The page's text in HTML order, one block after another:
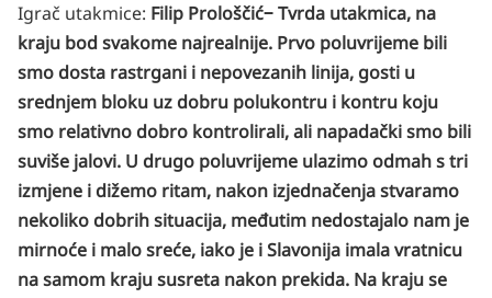
Igrač utakmice: Filip Prološčić‒ Tvrda utakmica, na
kraju bod svakome najrealnije. Prvo poluvrijeme bili
smo dosta rastrgani i nepovezanih linija, gosti u
srednjem bloku uz dobru polukontru i kontru koju
smo relativno dobro kontrolirali, ali napadački smo bili
suviše jalovi. U drugo poluvrijeme ulazimo odmah s tri
izmjene i dižemo ritam, nakon izjednačenja stvaramo
nekoliko dobrih situacija, međutim nedostajalo nam je
mirnoće i malo sreće, iako je i Slavonija imala vratnicu
na samom kraju susreta nakon prekida. Na kraju se